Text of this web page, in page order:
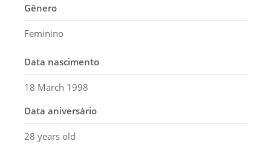
Gênero
Feminino
Data nascimento
18 March 1998
Data aniversário
28 years old